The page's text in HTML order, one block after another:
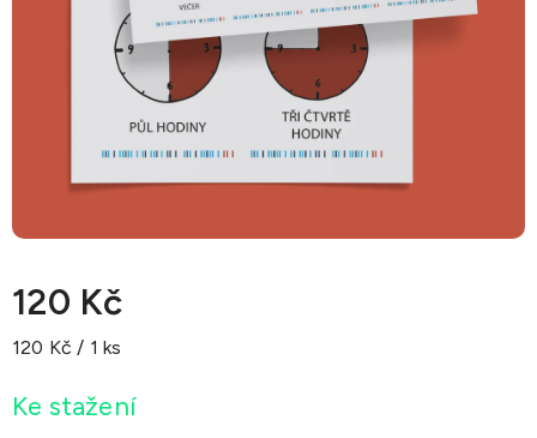
120 Kč
Měrná
120 Kč / 1 ks
Ke stažení